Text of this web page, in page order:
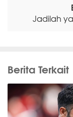
Jadilah
Berita Terkait